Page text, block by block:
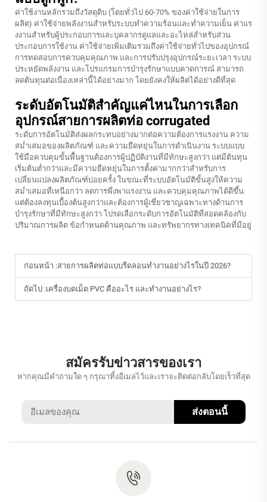
ค่าใช้งานหลักรวมถึงวัสดุดิบ (โดยทั่วไป 60-70% ของค่าใช้จ่ายในการ
ผลิต) ค่าใช้จ่ายพลังงานสําหรับระบบทําความร้อนและทําความเย็น ค่าแร
งงานสําหรับผู้ประกอบการและบุคลากรดูแลและอะไหล่สําหรับส่วน
ประกอบการใช้งาน ค่าใช้จ่ายเพิ่มเติมรวมถึงค่าใช้จ่ายทั่วไปของอุปกรณ์
การทดสอบการควบคุมคุณภาพ และการปรับปรุงอุปกรณ์ระยะเวลา ระบบ
ประหยัดพลังงาน และโปรแกรมการบํารุงรักษาแบบคาดการณ์ สามารถ
ลดต้นทุนต่อเนื่องเหล่านี้ได้อย่างมาก โดยยังคงให้ผลิตได้อย่างดีที่สุด
ระดับอัตโนมัติสําคัญแค่ไหนในการเลือก
อุปกรณ์สายการผลิตท่อ corrugated
ระดับการอัตโนมัติส่งผลกระทบอย่างมากต่อความต้องการแรงงาน ความ
สม่ำเสมอของผลิตภัณฑ์ และความยืดหยุ่นในการดำเนินงาน ระบบแบบ
ใช้มือควบคุมขั้นพื้นฐานต้องการผู้ปฏิบัติงานที่มีทักษะสูงกว่า แต่มีต้นทุน
เริ่มต้นต่ำกว่าและมีความยืดหยุ่นในการตั้งค่ามากกว่าสำหรับการ
เปลี่ยนแปลงผลิตภัณฑ์บ่อยครั้ง ในขณะที่ระบบอัตโนมัติขั้นสูงให้ความ
สม่ำเสมอที่เหนือกว่า ลดการพึ่งพาแรงงาน และควบคุมคุณภาพได้ดีขึ้น
แต่ต้องลงทุนเบื้องต้นสูงกว่าและต้องการผู้เชี่ยวชาญเฉพาะทางด้านการ
บำรุงรักษาที่มีทักษะสูงกว่า โปรดเลือกระดับการอัตโนมัติที่สอดคล้องกับ
ปริมาณการผลิต ข้อกำหนดด้านคุณภาพ และทรัพยากรทางเทคนิคที่มีอยู่
ก่อนหน้า :สายการผลิตท่อแบบรีดลอนทำงานอย่างไรในปี 2026?
ถัดไป :เครื่องบดเม็ด PVC คืออะไร และทำงานอย่างไร?
สมัครรับข่าวสารของเรา
หากคุณมีคำถามใด ๆ กรุณาทิ้งอีเมลไว้และเราจะติดต่อกลับโดยเร็วที่สุด
ส่งตอนนี้